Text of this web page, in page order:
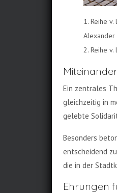
1. Reihe
Alexander
2. Reihe
Ein zentrales
gleichzeitig in
gelebte
Besonders
entscheidend
die in der
Ehrungen